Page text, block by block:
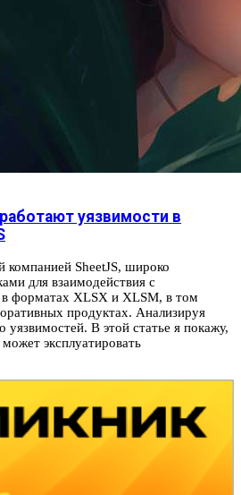
уязвимости в
SheetJS, широко
для взаимодействия с
форматах XLSX и XLSM, в том
продуктах. Анализируя
уязвимостей. В этой статье я покажу,
эксплуатировать